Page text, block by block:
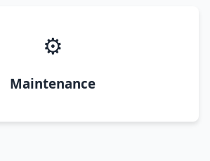
⚙️
Maintenance